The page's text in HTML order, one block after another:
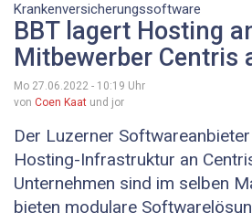
Krankenversicherungssoftware
BBT lagert Hosting
Mitbewerber Centris
Mo 27.06.2022 - 10:19 Uhr
von Coen Kaat und jor
Der Luzerner
Hosting-Infrastruktur an
Unternehmen sind im selben
bieten modulare